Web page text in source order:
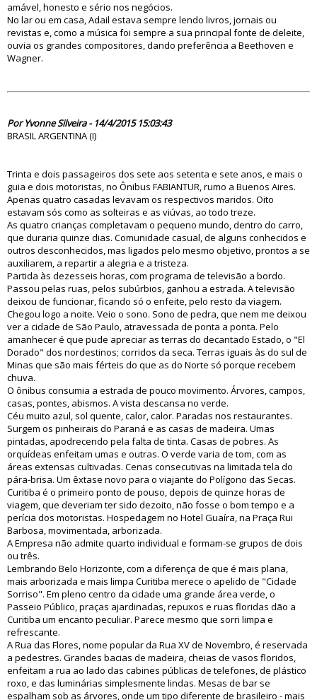
amável, honesto e sério nos negócios.
No lar ou em casa, Adail estava sempre lendo livros, jornais ou
revistas e, como a música foi sempre a sua principal fonte de deleite,
ouvia os grandes compositores, dando preferência a Beethoven e
Wagner.
Por Yvonne Silveira - 14/4/2015 15:03:43
BRASIL ARGENTINA (I)
Trinta e dois passageiros dos sete aos setenta e sete anos, e mais o
guia e dois motoristas, no Ônibus FABIANTUR, rumo a Buenos Aires.
Apenas quatro casadas levavam os respectivos maridos. Oito
estavam sós como as solteiras e as viúvas, ao todo treze.
As quatro crianças completavam o pequeno mundo, dentro do carro,
que duraria quinze dias. Comunidade casual, de alguns conhecidos e
outros desconhecidos, mas ligados pelo mesmo objetivo, prontos a se
auxiliarem, a repartir a alegria e a tristeza.
Partida às dezesseis horas, com programa de televisão a bordo.
Passou pelas ruas, pelos subúrbios, ganhou a estrada. A televisão
deixou de funcionar, ficando só o enfeite, pelo resto da viagem.
Chegou logo a noite. Veio o sono. Sono de pedra, que nem me deixou
ver a cidade de São Paulo, atravessada de ponta a ponta. Pelo
amanhecer é que pude apreciar as terras do decantado Estado, o "El
Dorado" dos nordestinos; corridos da seca. Terras iguais às do sul de
Minas que são mais férteis do que as do Norte só porque recebem
chuva.
O ônibus consumia a estrada de pouco movimento. Árvores, campos,
casas, pontes, abismos. A vista descansa no verde.
Céu muito azul, sol quente, calor, calor. Paradas nos restaurantes.
Surgem os pinheirais do Paraná e as casas de madeira. Umas
pintadas, apodrecendo pela falta de tinta. Casas de pobres. As
orquídeas enfeitam umas e outras. O verde varia de tom, com as
áreas extensas cultivadas. Cenas consecutivas na limitada tela do
pára-brisa. Um êxtase novo para o viajante do Polígono das Secas.
Curitiba é o primeiro ponto de pouso, depois de quinze horas de
viagem, que deveriam ter sido dezoito, não fosse o bom tempo e a
perícia dos motoristas. Hospedagem no Hotel Guaíra, na Praça Rui
Barbosa, movimentada, arborizada.
A Empresa não admite quarto individual e formam-se grupos de dois
ou três.
Lembrando Belo Horizonte, com a diferença de que é mais plana,
mais arborizada e mais limpa Curitiba merece o apelido de "Cidade
Sorriso". Em pleno centro da cidade uma grande área verde, o
Passeio Público, praças ajardinadas, repuxos e ruas floridas dão a
Curitiba um encanto peculiar. Parece mesmo que sorri limpa e
refrescante.
A Rua das Flores, nome popular da Rua XV de Novembro, é reservada
a pedestres. Grandes bacias de madeira, cheias de vasos floridos,
enfeitam a rua ao lado das cabines públicas de telefones, de plástico
roxo, e das luminárias simplesmente lindas. Mesas de bar se
espalham sob as árvores, onde um tipo diferente de brasileiro - mais